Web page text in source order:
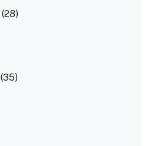
(28)
(35)